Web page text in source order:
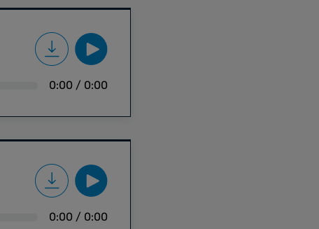
0:00 / 0:00
0:00 / 0:00